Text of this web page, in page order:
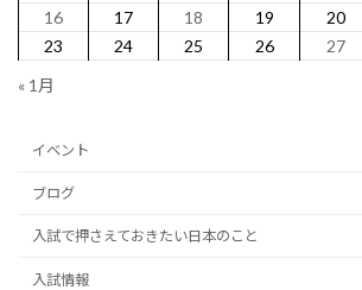
16
17 18 19 20
23
24 25 26 27
« 1月
イベント
ブログ
入試で押さえておきたい日本のこと
入試情報